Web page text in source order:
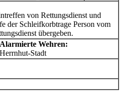
von Rettungsdienst und
der Schleifkorbtrage Person vom
übergeben.
Alarmierte Wehren:
Herrnhut-Stadt